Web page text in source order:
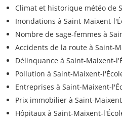
Climat et historique météo de
Inondations à Saint-Maixent-
Nombre de sage-femmes à
Accidents de la route à Saint-
Délinquance à Saint-Maixent-
Pollution à Saint-Maixent-
Entreprises à Saint-Maixent-
Prix immobilier à Saint-
Hôpitaux à Saint-Maixent-